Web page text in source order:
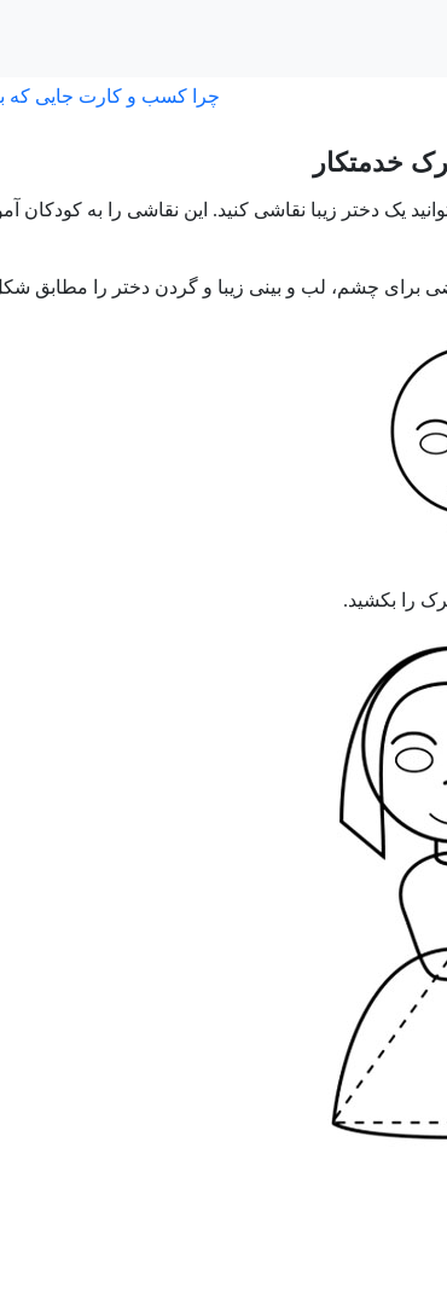
چرا کسب و کارت جایی که
خدمتکار
یک دختر زیبا نقاشی کنید. این نقاشی را به کودکان
برای چشم، لب و بینی زیبا و گردن دختر را مطابق
را بکشید.